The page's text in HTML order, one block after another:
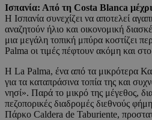
Ισπανία: Από τη Costa Blanca
Η Ισπανία συνεχίζει να αποτελεί
αναζητούν ήλιο και οικονομική
μια μεγάλη τοπική μπύρα κοστίζει
Palma οι τιμές πέφτουν ακόμη και
Η La Palma, ένα από τα μικρότερα
για τα καταπράσινα τοπία της και
νησί». Παρά το μικρό της μέγεθος,
πεζοπορικές διαδρομές διεθνούς
Πάρκο Caldera de Taburiente,